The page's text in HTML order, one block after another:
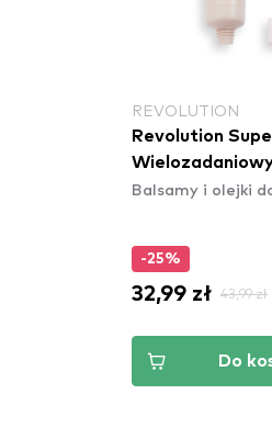
REVOLUTION
Revolution
Balsamy i olejki
-25%
32,99 zł 43,99 zł
Do